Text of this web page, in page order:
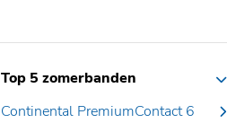
Top 5 zomerbanden
Continental PremiumContact 6